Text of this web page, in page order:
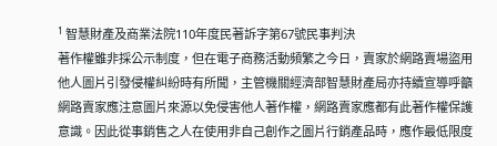
1 智慧財產及商業法院110年度民著訴字第67號民事判決
著作權雖非採公示制度，但在電子商務活動頻繁之今日，賣家於網路賣場盜用
他人圖片引發侵權糾紛時有所聞，主管機關經濟部智慧財產局亦持續宣導呼籲
網路賣家應注意圖片來源以免侵害他人著作權，網路賣家應都有此著作權保護
意識。因此從事銷售之人在使用非自己創作之圖片行銷產品時，應作最低限度